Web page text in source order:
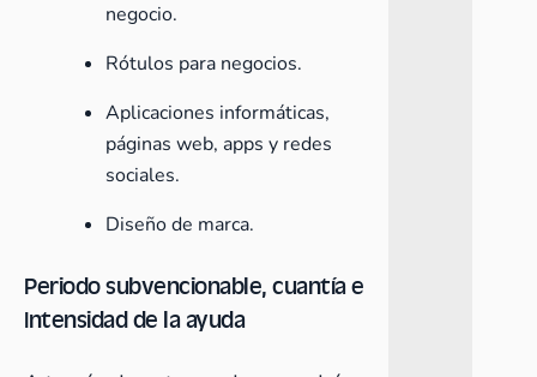
negocio.
Rótulos para negocios.
Aplicaciones informáticas,
páginas web, apps y redes
sociales.
Diseño de marca.
Periodo subvencionable, cuantía e
Intensidad de la ayuda